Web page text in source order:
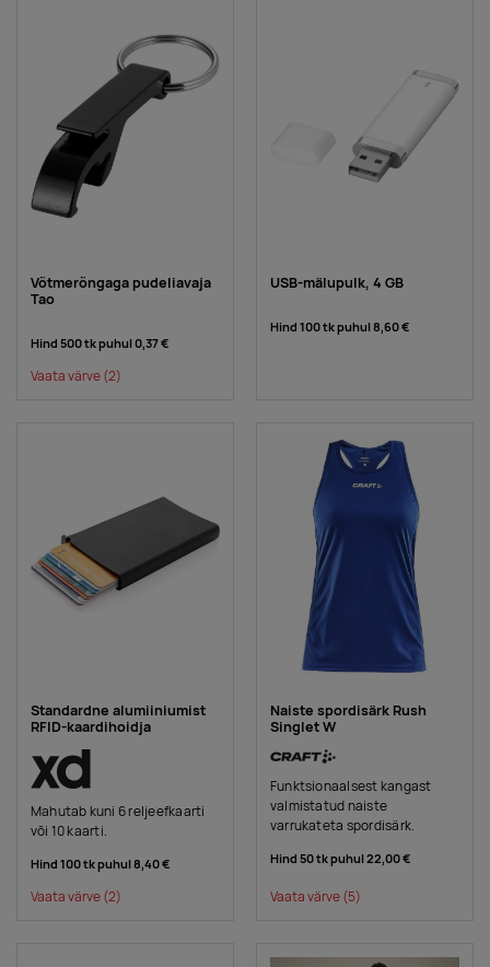
Võtmerõngaga pudeliavaja
Tao
Hind 500 tk puhul0,37 €
Vaata värve(2)
USB-mälupulk, 4 GB
Hind 100 tk puhul8,60 €
Standardne alumiiniumist
RFID-kaardihoidja
Mahutab kuni 6 reljeefkaarti
või 10 kaarti.
Hind 100 tk puhul8,40 €
Vaata värve(2)
Naiste spordisärk Rush
Singlet W
Funktsionaalsest kangast
valmistatud naiste
varrukateta spordisärk.
Hind 50 tk puhul22,00 €
Vaata värve(5)